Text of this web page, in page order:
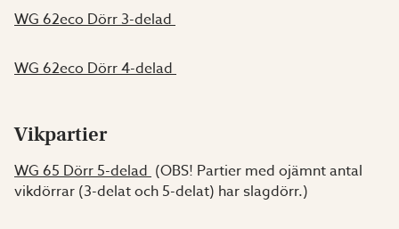
WG 62eco Dörr 3-delad
WG 62eco Dörr 4-delad
Vikpartier
WG 65 Dörr 5-delad (OBS! Partier med ojämnt antal
vikdörrar (3-delat och 5-delat) har slagdörr.)